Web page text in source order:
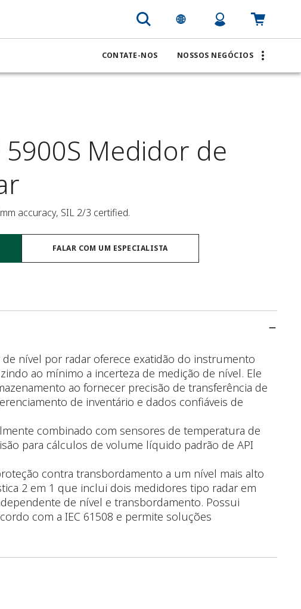
CONTATE-NOS NOSSOS NEGÓCIOS
Medidor de
accuracy, SIL 2/3 certified.
FALAR COM UM ESPECIALISTA
nível por radar oferece exatidão do instrumento
ao mínimo a incerteza de medição de nível. Ele
ao fornecer precisão de transferência de
de inventário e dados confiáveis de
combinado com sensores de temperatura de
para cálculos de volume líquido padrão de API
contra transbordamento a um nível mais alto
2 em 1 que inclui dois medidores tipo radar em
de nível e transbordamento. Possui
com a IEC 61508 e permite soluções